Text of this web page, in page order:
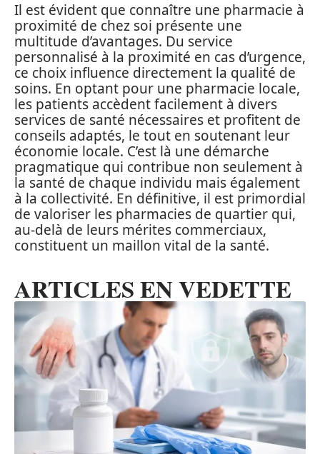
Il est évident que connaître une pharmacie à
proximité de chez soi présente une
multitude d’avantages. Du service
personnalisé à la proximité en cas d’urgence,
ce choix influence directement la qualité de
soins. En optant pour une pharmacie locale,
les patients accèdent facilement à divers
services de santé nécessaires et profitent de
conseils adaptés, le tout en soutenant leur
économie locale. C’est là une démarche
pragmatique qui contribue non seulement à
la santé de chaque individu mais également
à la collectivité. En définitive, il est primordial
de valoriser les pharmacies de quartier qui,
au-delà de leurs mérites commerciaux,
constituent un maillon vital de la santé.
ARTICLES EN VEDETTE